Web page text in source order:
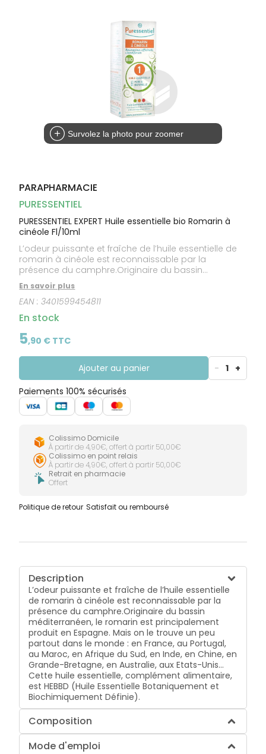
Survolez la photo pour zoomer
PARAPHARMACIE
PURESSENTIEL
PURESSENTIEL EXPERT Huile essentielle bio Romarin à
cinéole Fl/10ml
L’odeur puissante et fraîche de l’huile essentielle de
romarin à cinéole est reconnaissable par la
présence du camphre.Originaire du bassin
méditerranéen, le romarin est principalement produit
en Espagne. Mais on le trouve un peu partout dans le
monde : en France, au Portugal, au Maroc, en Afrique
du Sud, en Inde, en Chine, en Grande-Bretagne, en
Australie, aux Etats-Unis… Cette huile essentielle,
complément alimentaire, est HEBBD (Huile Essentielle
Botaniquement et Biochimiquement Définie).
En savoir plus
EAN :3401599454811
En stock
5,90 € TTC
Ajouter au panier - 1 +
Paiements 100% sécurisés
Colissimo Domicile
À partir de 4,90€, offert à partir 50,00€
Colissimo en point relais
À partir de 4,90€, offert à partir 50,00€
Retrait en pharmacie
Offert
Politique de retour Satisfait ou remboursé
Description
L’odeur puissante et fraîche de l’huile essentielle
de romarin à cinéole est reconnaissable par la
présence du camphre.Originaire du bassin
méditerranéen, le romarin est principalement
produit en Espagne. Mais on le trouve un peu
partout dans le monde : en France, au Portugal,
au Maroc, en Afrique du Sud, en Inde, en Chine, en
Grande-Bretagne, en Australie, aux Etats-Unis…
Cette huile essentielle, complément alimentaire,
est HEBBD (Huile Essentielle Botaniquement et
Biochimiquement Définie).
Composition
Mode d'emploi